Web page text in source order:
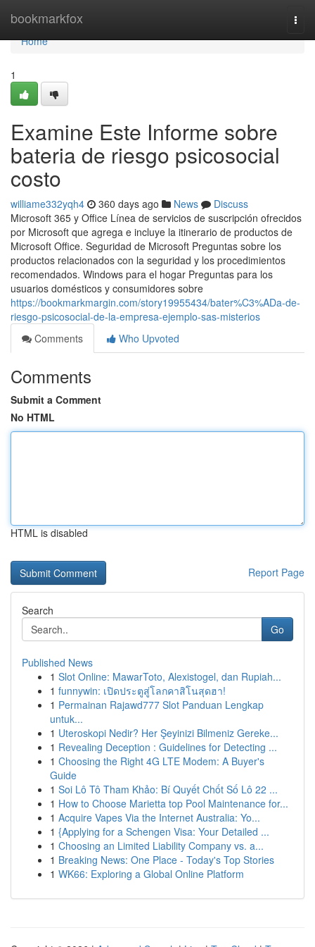
bookmarkfox
Home
Home
1
Examine Este Informe sobre
bateria de riesgo psicosocial
costo
williame332yqh4 360 days ago News
Discuss
Microsoft 365 y Office Línea de servicios de suscripción ofrecidos
por Microsoft que agrega e incluye la itinerario de productos de
Microsoft Office. Seguridad de Microsoft Preguntas sobre los
productos relacionados con la seguridad y los procedimientos
recomendados. Windows para el hogar Preguntas para los
usuarios domésticos y consumidores sobre
https://bookmarkmargin.com/story19955434/bater%C3%ADa-de-
riesgo-psicosocial-de-la-empresa-ejemplo-sas-misterios
Comments
Who Upvoted
Comments
Submit a Comment
No HTML
HTML is disabled
Report Page
Search
Go
Published News
1 Slot Online: MawarToto, Alexistogel, dan Rupiah...
1 funnywin: เปิดประตูสู่โลกคาสิโนสุดฮา!
1 Permainan Rajawd777 Slot Panduan Lengkap
untuk...
1 Uteroskopi Nedir? Her Şeyinizi Bilmeniz Gereke...
1 Revealing Deception : Guidelines for Detecting ...
1 Choosing the Right 4G LTE Modem: A Buyer's
Guide
1 Soi Lô Tô Tham Khảo: Bí Quyết Chốt Số Lô 22 ...
1 How to Choose Marietta top Pool Maintenance for...
1 Acquire Vapes Via the Internet Australia: Yo...
1 {Applying for a Schengen Visa: Your Detailed ...
1 Choosing an Limited Liability Company vs. a...
1 Breaking News: One Place - Today's Top Stories
1 WK66: Exploring a Global Online Platform